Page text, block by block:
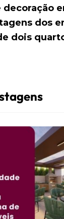
decoração
dos
dois